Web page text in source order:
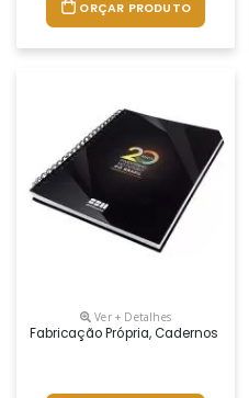
ORÇAR PRODUTO
Ver + Detalhes
Fabricação Própria, Cadernos